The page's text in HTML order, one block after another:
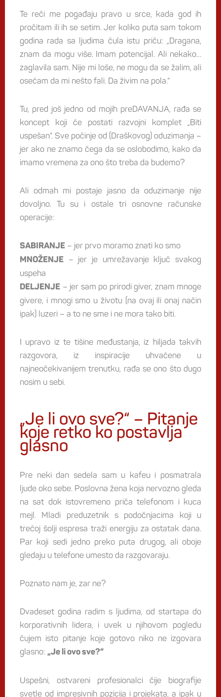
Te reči me pogađaju pravo u srce, kada god ih
pročitam ili ih se setim. Jer koliko puta sam tokom
godina rada sa ljudima čula istu priču: „Dragana,
znam da mogu više. Imam potencijal. Ali nekako…
zaglavila sam. Nije mi loše, ne mogu da se žalim, ali
osećam da mi nešto fali. Da živim na pola.“
Tu, pred još jedno od mojih preDAVANJA, rađa se
koncept koji će postati razvojni komplet „Biti
uspešan“. Sve počinje od (Draškovog) oduzimanja –
jer ako ne znamo čega da se oslobodimo, kako da
imamo vremena za ono što treba da budemo?
Ali odmah mi postaje jasno da oduzimanje nije
dovoljno. Tu su i ostale tri osnovne računske
operacije:
SABIRANJE – jer prvo moramo znati ko smo
MNOŽENJE – jer je umrežavanje ključ svakog
uspeha
DELJENJE – jer sam po prirodi giver, znam mnoge
givere, i mnogi smo u životu (na ovaj ili onaj način
ipak) luzeri – a to ne sme i ne mora tako biti.
I upravo iz te tišine međustanja, iz hiljada takvih
razgovora, iz inspiracije uhvaćene u
najneočekivanijem trenutku, rađa se ono što dugo
nosim u sebi.
„Je li ovo sve?“ – Pitanje
koje retko ko postavlja
glasno
Pre neki dan sedela sam u kafeu i posmatrala
ljude oko sebe. Poslovna žena koja nervozno gleda
na sat dok istovremeno priča telefonom i kuca
mejl. Mladi preduzetnik s podočnjacima koji u
trećoj šolji espresa traži energiju za ostatak dana.
Par koji sedi jedno preko puta drugog, ali oboje
gledaju u telefone umesto da razgovaraju.
Poznato nam je, zar ne?
Dvadeset godina radim s ljudima, od startapa do
korporativnih lidera, i uvek u njihovom pogledu
čujem isto pitanje koje gotovo niko ne izgovara
glasno: „Je li ovo sve?“
Uspešni, ostvareni profesionalci čije biografije
svetle od impresivnih pozicija i projekata, a ipak u